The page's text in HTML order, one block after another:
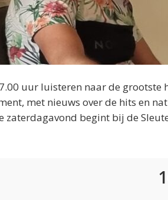
uur luisteren naar de grootste
met nieuws over de hits en
zaterdagavond begint bij de